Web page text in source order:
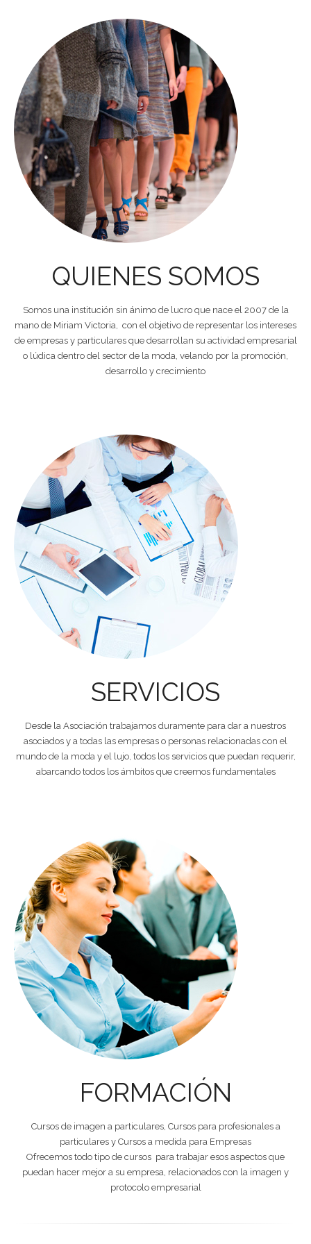
QUIENES SOMOS
Somos una institución sin ánimo de lucro que nace el 2007 de la
mano de Miriam Victoria, con el objetivo de representar los intereses
de empresas y particulares que desarrollan su actividad empresarial
o lúdica dentro del sector de la moda, velando por la promoción,
desarrollo y crecimiento
SERVICIOS
Desde la Asociación trabajamos duramente para dar a nuestros
asociados y a todas las empresas o personas relacionadas con el
mundo de la moda y el lujo, todos los servicios que puedan requerir,
abarcando todos los ámbitos que creemos fundamentales
FORMACIÓN
Cursos de imagen a particulares, Cursos para profesionales a
particulares y Cursos a medida para Empresas
Ofrecemos todo tipo de cursos para trabajar esos aspectos que
puedan hacer mejor a su empresa, relacionados con la imagen y
protocolo empresarial